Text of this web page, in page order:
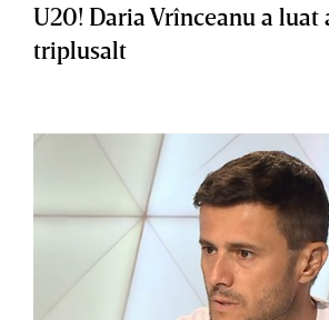
U20! Daria Vrînceanu a luat
triplusalt